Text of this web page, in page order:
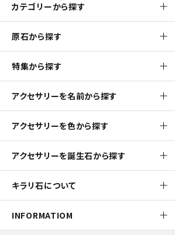
カテゴリーから探す
原石から探す
特集から探す
アクセサリーを名前から探す
アクセサリーを色から探す
アクセサリーを誕生石から探す
キラリ石について
INFORMATIOM
arrow_back_ios
スティブナイト(輝安鉱) 原石 32.0g
4,800円(税込)